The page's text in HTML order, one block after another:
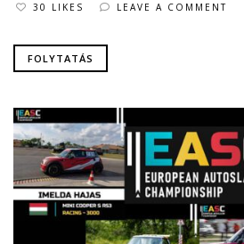
30 LIKES LEAVE A COMMENT
FOLYTATÁS